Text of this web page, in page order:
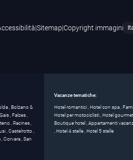
|Sitemap|Copyright immagini
, Bolzano &
Gais, Falzes,
,Racines,
,Castelrotto,
,Corvara,San
Vacanze tematiche:
Hotel romantici, Hotel con spa,
Hotel per motociclisti, Hotel gourmet
Boutique hotel,Appartamenti
, Hotel 4 stelle, Hotel 5 stelle